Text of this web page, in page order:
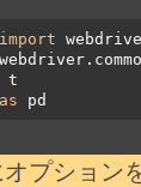
import
as pd
オプション